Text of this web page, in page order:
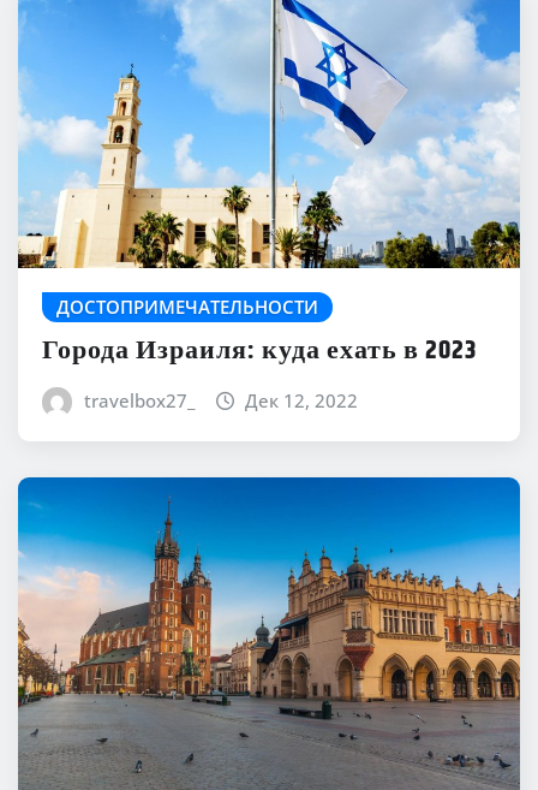
ДОСТОПРИМЕЧАТЕЛЬНОСТИ
Города Израиля: куда ехать в 2023
travelbox27_ Дек 12, 2022